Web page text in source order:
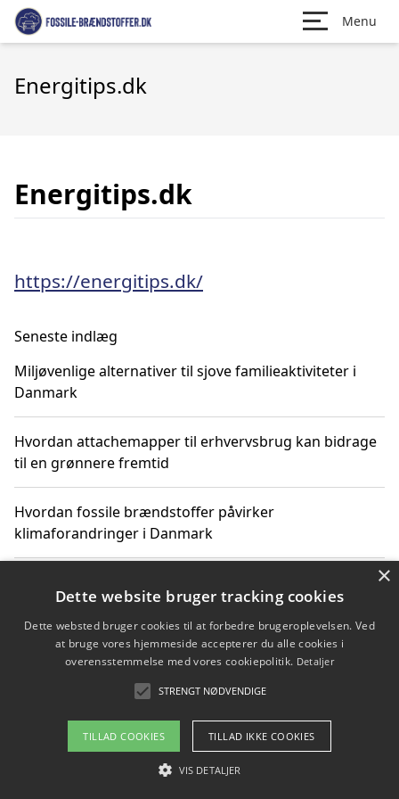
Menu
Energitips.dk
Energitips.dk
https://energitips.dk/
Seneste indlæg
Miljøvenlige alternativer til sjove familieaktiviteter i
Danmark
Hvordan attachemapper til erhvervsbrug kan bidrage
til en grønnere fremtid
Hvordan fossile brændstoffer påvirker
klimaforandringer i Danmark
klimaændringer
Hvordan citater om fossile brændstoffer kan ændre
Copyright 2026 - Pilanto Aps
Om / kontakt
×
Dette website bruger tracking cookies
Dette websted bruger cookies til at forbedre brugeroplevelsen. Ved
at bruge vores hjemmeside accepterer du alle cookies i
overensstemmelse med vores cookiepolitik. Detaljer
STRENGT NØDVENDIGE
TILLAD COOKIES TILLAD IKKE COOKIES
VIS DETALJER